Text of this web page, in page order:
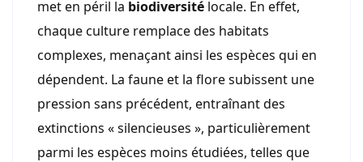
met en péril la biodiversité locale. En effet,
chaque culture remplace des habitats
complexes, menaçant ainsi les espèces qui en
dépendent. La faune et la flore subissent une
pression sans précédent, entraînant des
extinctions « silencieuses », particulièrement
parmi les espèces moins étudiées, telles que